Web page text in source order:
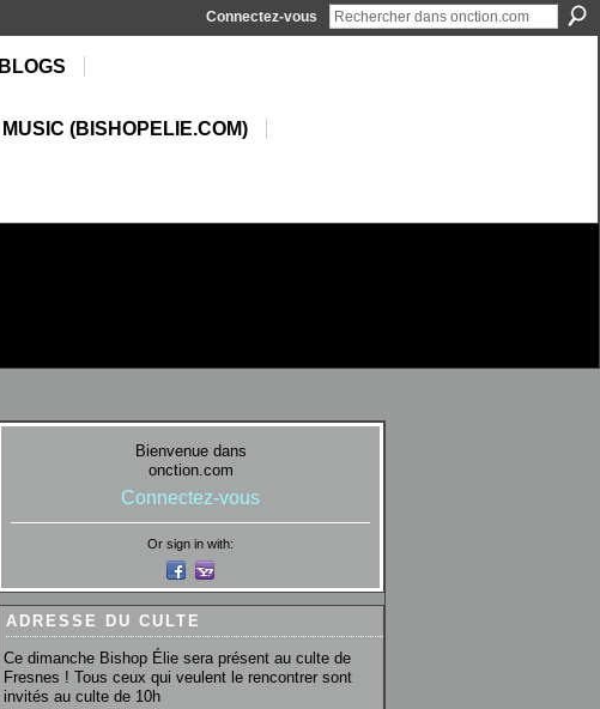
Connectez-vous
BLOGS
MUSIC (BISHOPELIE.COM)
Bienvenue dans
onction.com
Connectez-vous
Or sign in with:
ADRESSE DU CULTE
Ce dimanche Bishop Élie sera présent au culte de
Fresnes ! Tous ceux qui veulent le rencontrer sont
invités au culte de 10h